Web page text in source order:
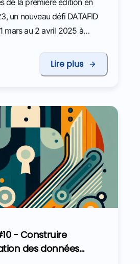
un nouveau défi DATAFID
mars au 2 avril 2025 à
France dans le cadre du
in Africa financé
issus de 6 pays d’Afrique de
centrale.
Lire plus
- Construire
des données